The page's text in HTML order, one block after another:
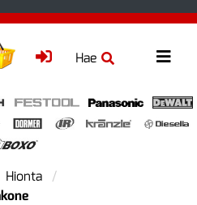
Hae
Hionta